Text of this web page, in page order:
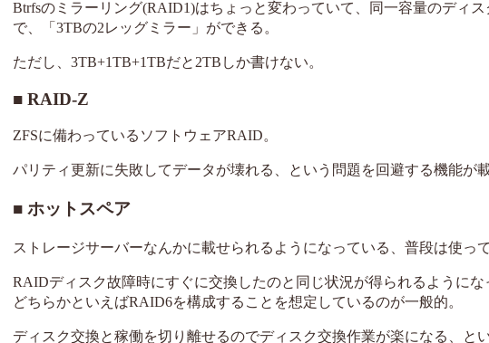
Btrfsのミラーリング(RAID1)はちょっと変わっていて、同一容量のディ
で、「3TBの2レッグミラー」ができる。
ただし、3TB+1TB+1TBだと2TBしか書けない。
RAID-Z
ZFSに備わっているソフトウェアRAID。
パリティ更新に失敗してデータが壊れる、という問題を回避する機能が
ホットスペア
ストレージサーバーなんかに載せられるようになっている、普段は使っ
RAIDディスク故障時にすぐに交換したのと同じ状況が得られるように
どちらかといえばRAID6を構成することを想定しているのが一般的。
ディスク交換と稼働を切り離せるのでディスク交換作業が楽になる、と